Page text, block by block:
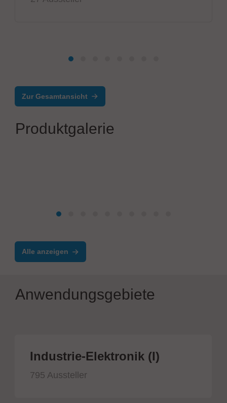
Zur Gesamtansicht
Produktgalerie
Alle anzeigen
Anwendungsgebiete
Industrie-Elektronik (I)
795 Aussteller